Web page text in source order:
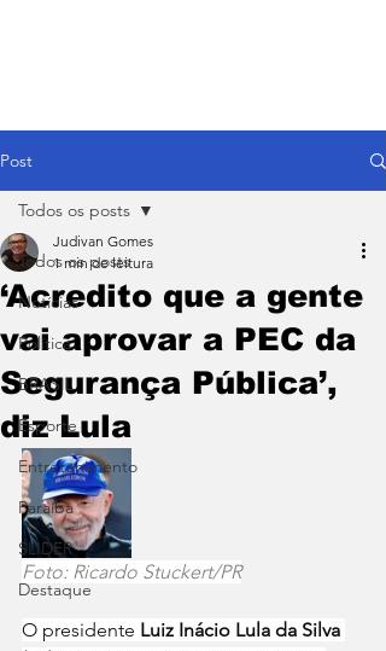
Post
Todos os posts
Notícias
Política
BRASIL
Esporte
Entretenimento
Paraíba
SLIDER
Destaque
Todos os posts
‘Acredito que a gente
vai aprovar a PEC da
Segurança Pública’,
diz Lula
Judivan Gomes
1 min de leitura
Foto: Ricardo Stuckert/PR
O presidente Luiz Inácio Lula da Silva